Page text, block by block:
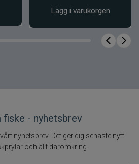
7,5:1 för effektiv
ca 7,5:1
ca 8 kg
Lägg i varukorgen
- nyhetsbrev
nyhetsbrev. Det ger dig senaste nytt
och allt däromkring.